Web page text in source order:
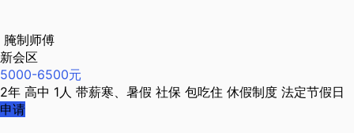
腌制师傅
新会区
5000-6500元
2年 高中 1人 带薪寒、暑假 社保 包吃住 休假制度 法定节假日
申请